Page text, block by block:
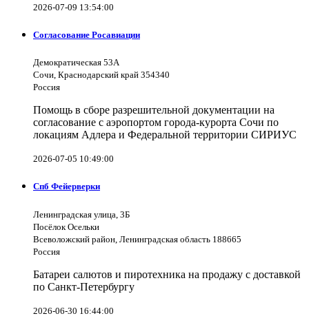
2026-07-09 13:54:00
Согласование Росавиации
Демократическая 53А
Сочи, Краснодарский край 354340
Россия
Помощь в сборе разрешительной документации на
согласование с аэропортом города-курорта Сочи по
локациям Адлера и Федеральной территории СИРИУС
2026-07-05 10:49:00
Спб Фейерверки
Ленинградская улица, 3Б
Посёлок Осельки
Всеволожский район, Ленинградская область 188665
Россия
Батареи салютов и пиротехника на продажу с доставкой
по Санкт-Петербургу
2026-06-30 16:44:00